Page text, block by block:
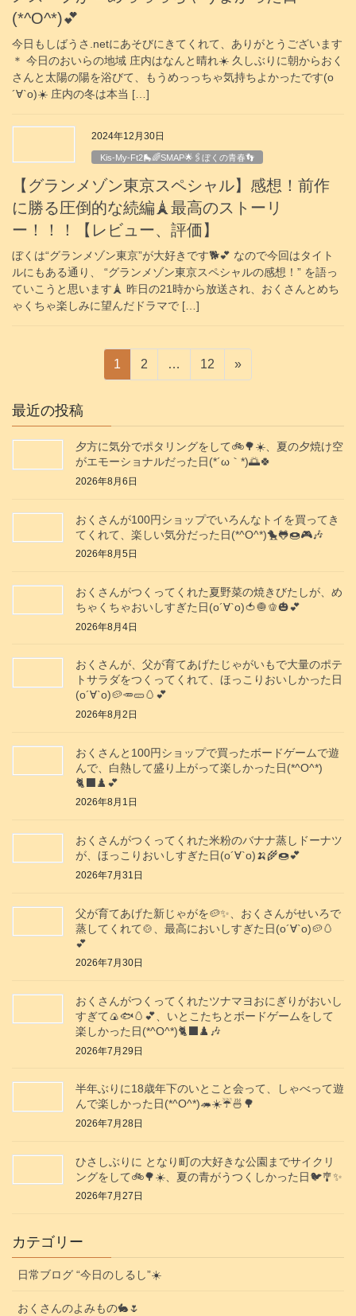
(*^O^*)💕
今日もしばうさ.netにあそびにきてくれて、ありがとうございます
＊ 今日のおいらの地域 庄内はなんと晴れ☀️ 久しぶりに朝からおく
さんと太陽の陽を浴びて、もうめっっちゃ気持ちよかったです(о
´∀`о)☀️ 庄内の冬は本当 […]
2024年12月30日
Kis-My-Ft2🛼🌈SMAP🌟🖇️ぼくの青春👣
【グランメゾン東京スペシャル】感想！前作
に勝る圧倒的な続編🗼最高のストーリ
ー！！！【レビュー、評価】
ぼくは“グランメゾン東京”が大好きです🐕️💕 なので今回はタイト
ルにもある通り、 “グランメゾン東京スペシャルの感想！” を語っ
ていこうと思います🗼 昨日の21時から放送され、おくさんとめち
ゃくちゃ楽しみに望んだドラマで […]
の
ペ
ジ
固
定
ー
ジ
1
固
定
ー
ジ
2 …
固
定
ー
ジ
12 »
最近の投稿
夕方に気分でポタリングをして🚲️🌳☀️、夏の夕焼け空
がエモーショナルだった日(⁠*⁠´⁠ω⁠｀⁠*⁠)🌅🍀
2026年8月6日
おくさんが100円ショップでいろんなトイを買ってき
てくれて、楽しい気分だった日(*^O^*)🐤🐸🍩🎮️🎶
2026年8月5日
おくさんがつくってくれた夏野菜の焼きびたしが、め
ちゃくちゃおいしすぎた日(о´∀`о)🍅🧅🫑🎃💕
2026年8月4日
おくさんが、父が育てあげたじゃがいもで大量のポテ
トサラダをつくってくれて、ほっこりおいしかった日
(о´∀`о)🥔🥕🥒🥚💕
2026年8月2日
おくさんと100円ショップで買ったボードゲームで遊
んで、白熱して盛り上がって楽しかった日(*^O^*)
🐈‍⬛♟️💕
2026年8月1日
おくさんがつくってくれた米粉のバナナ蒸しドーナツ
が、ほっこりおいしすぎた日(о´∀`о)🍌🌾🍩💕
2026年7月31日
父が育てあげた新じゃがを🥔✨️、おくさんがせいろで
蒸してくれて🍲、最高においしすぎた日(о´∀`о)🥔🥚
💕
2026年7月30日
おくさんがつくってくれたツナマヨおにぎりがおいし
すぎて🍙🐟️🥚💕、いとこたちとボードゲームをして
楽しかった日(*^O^*)🐈‍⬛♟️🎶
2026年7月29日
半年ぶりに18歳年下のいとこと会って、しゃべって遊
んで楽しかった日(*^O^*)🦔☀️☔🍜🌳
2026年7月28日
ひさしぶりに となり町の大好きな公園までサイクリ
ングをして🚲️🌳☀️、夏の青がうつくしかった日🐦️🎐✨️
2026年7月27日
カテゴリー
日常ブログ “今日のしるし”☀️
おくさんのよみもの🐇🌷